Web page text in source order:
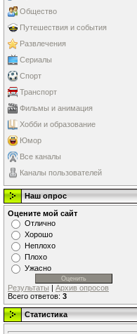
Общество
Путешествия и события
Развлечения
Сериалы
Спорт
Транспорт
Фильмы и анимация
Хобби и образование
Юмор
Все каналы
Каналы пользователей
Наш опрос
Оцените мой сайт
Отлично
Хорошо
Неплохо
Плохо
Ужасно
Результаты | Архив опросов
Всего ответов: 3
Статистика